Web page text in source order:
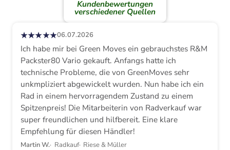
Kundenbewertungen
verschiedener Quellen
★★★★★06.07.2026
Ich habe mir bei Green Moves ein gebrauchstes R&M
Packster80 Vario gekauft. Anfangs hatte ich
technische Probleme, die von GreenMoves sehr
unkmpliziert abgewickelt wurden. Nun habe ich ein
Rad in einem hervorragendem Zustand zu einem
Spitzenpreis! Die Mitarbeiterin von Radverkauf war
super freundlichen und hilfbereit. Eine klare
Empfehlung für diesen Händler!
Martin W. Radkauf Riese & Müller